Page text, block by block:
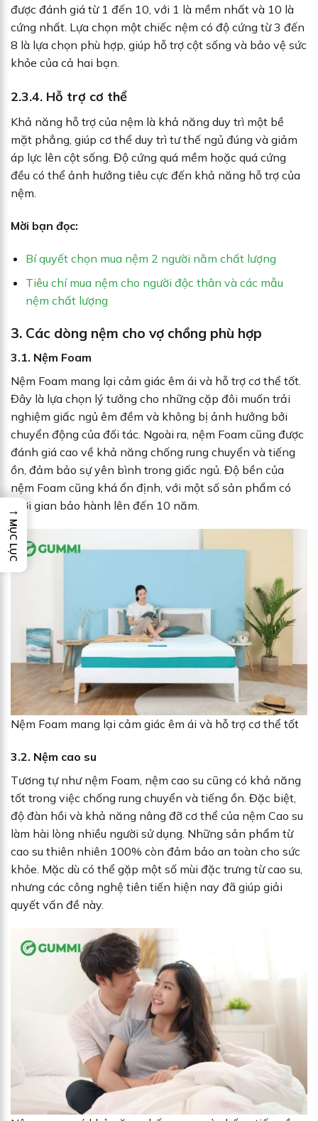
được đánh giá từ 1 đến 10, với 1 là mềm nhất và 10 là
cứng nhất. Lựa chọn một chiếc nệm có độ cứng từ 3 đến
8 là lựa chọn phù hợp, giúp hỗ trợ cột sống và bảo vệ sức
khỏe của cả hai bạn.
2.3.4. Hỗ trợ cơ thể
Khả năng hỗ trợ của nệm là khả năng duy trì một bề
mặt phẳng, giúp cơ thể duy trì tư thế ngủ đúng và giảm
áp lực lên cột sống. Độ cứng quá mềm hoặc quá cứng
đều có thể ảnh hưởng tiêu cực đến khả năng hỗ trợ của
nệm.
Mời bạn đọc:
Bí quyết chọn mua nệm 2 người nằm chất lượng
Tiêu chí mua nệm cho người độc thân và các mẫu
nệm chất lượng
3. Các dòng nệm cho vợ chồng phù hợp
3.1. Nệm Foam
Nệm Foam mang lại cảm giác êm ái và hỗ trợ cơ thể tốt.
Đây là lựa chọn lý tưởng cho những cặp đôi muốn trải
nghiệm giấc ngủ êm đềm và không bị ảnh hưởng bởi
chuyển động của đối tác. Ngoài ra, nệm Foam cũng được
đánh giá cao về khả năng chống rung chuyển và tiếng
ồn, đảm bảo sự yên bình trong giấc ngủ. Độ bền của
nệm Foam cũng khá ổn định, với một số sản phẩm có
thời gian bảo hành lên đến 10 năm.
Nệm Foam mang lại cảm giác êm ái và hỗ trợ cơ thể tốt
3.2. Nệm cao su
Tương tự như nệm Foam, nệm cao su cũng có khả năng
tốt trong việc chống rung chuyển và tiếng ồn. Đặc biệt,
độ đàn hồi và khả năng nâng đỡ cơ thể của nệm Cao su
làm hài lòng nhiều người sử dụng. Những sản phẩm từ
cao su thiên nhiên 100% còn đảm bảo an toàn cho sức
khỏe. Mặc dù có thể gặp một số mùi đặc trưng từ cao su,
nhưng các công nghệ tiên tiến hiện nay đã giúp giải
quyết vấn đề này.
→
MỤC LỤC